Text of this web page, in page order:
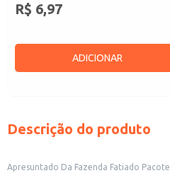
R$ 6,97
ADICIONAR
Descrição do produto
Apresuntado Da Fazenda Fatiado